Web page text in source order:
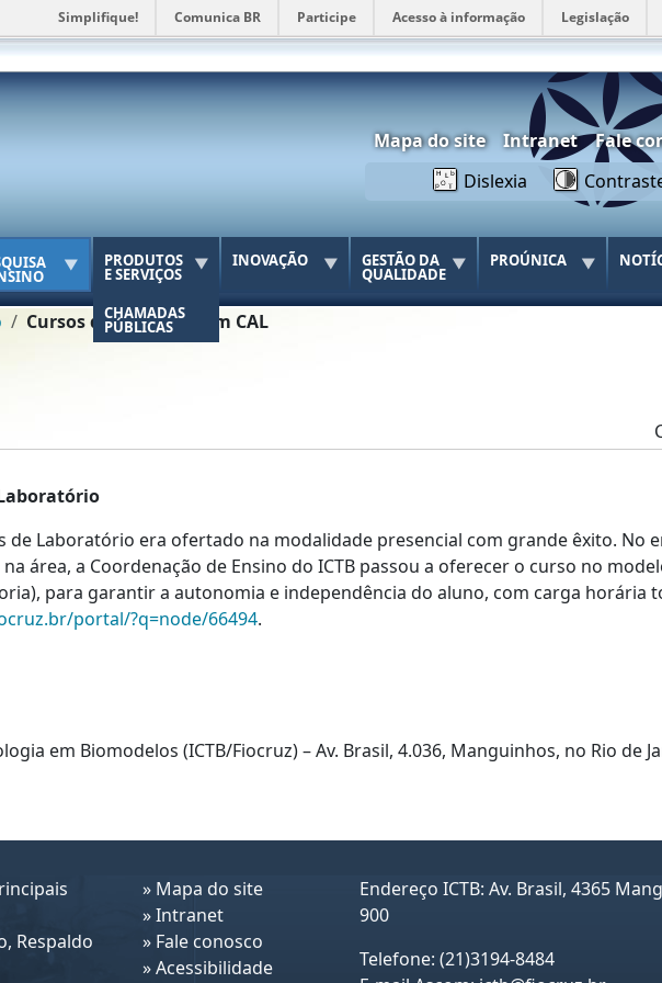
Simplifique! Comunica BR Participe Acesso à informação Legislação
Menu acessórios
Mapa do site Intranet Fale
Dislexia
PRODUTOS
E SERVIÇOS
INOVAÇÃO GESTÃO DA
QUALIDADE
PROÚNICA
CHAMADAS
PÚBLICAS
Cursos de formação em CAL
de Laboratório era ofertado na modalidade presencial com grande êxito. No
área, a Coordenação de Ensino do ICTB passou a oferecer o curso no
para garantir a autonomia e independência do aluno, com carga horária
portal/?q=node/66494.
em Biomodelos (ICTB/Fiocruz) – Av. Brasil, 4.036, Manguinhos, no Rio de
Respaldo
» Mapa do site
»Intranet
» Fale conosco
»Acessibilidade
Endereço ICTB: Av. Brasil, 4365
900
Telefone: (21)3194-8484